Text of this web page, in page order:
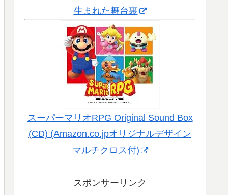
生まれた舞台裏
スーパーマリオRPG Original Sound Box
(CD) (Amazon.co.jpオリジナルデザイン
マルチクロス付)
スポンサーリンク